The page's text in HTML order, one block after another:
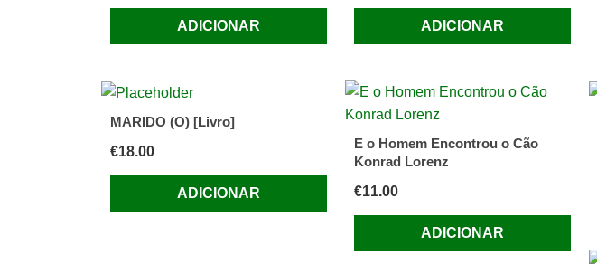
ADICIONAR ADICIONAR
MARIDO (O) [Livro]
€18.00
ADICIONAR
E o Homem Encontrou o Cão
Konrad Lorenz
€11.00
ADICIONAR